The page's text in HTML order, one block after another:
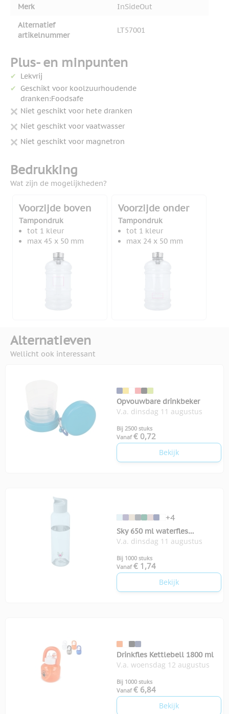
Merk
InSideOut
Alternatief
artikelnummer
LT57001
Plus- en minpunten
Lekvrij
Geschikt voor koolzuurhoudende
dranken:Foodsafe
Niet geschikt voor hete dranken
Niet geschikt voor vaatwasser
Niet geschikt voor magnetron
Bedrukking
Wat zijn de mogelijkheden?
Voorzijde boven
Tampondruk
tot 1 kleur
max 45 x 50 mm
Voorzijde onder
Tampondruk
tot 1 kleur
max 24 x 50 mm
Alternatieven
Wellicht ook interessant
Opvouwbare drinkbeker
V.a. dinsdag 11 augustus
Bij 2500 stuks
Vanaf € 0,72
Bekijk
+4
Sky 650 ml waterfles
gerecycled plastic
V.a. dinsdag 11 augustus
Bij 1000 stuks
Vanaf € 1,74
Bekijk
Drinkfles Kettlebell 1800 ml
V.a. woensdag 12 augustus
Bij 1000 stuks
Vanaf € 6,84
Bekijk